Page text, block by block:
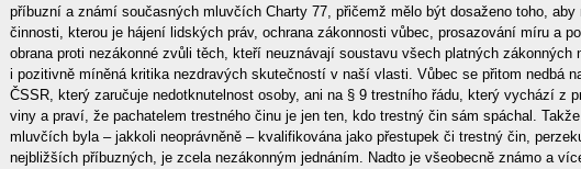
příbuzní a známí současných mluvčích Charty 77, přičemž mělo být dosaženo toho,
činnosti, kterou je hájení lidských práv, ochrana zákonnosti vůbec, prosazování míru a
obrana proti nezákonné zvůli těch, kteří neuznávají soustavu všech platných zákonných
i pozitivně míněná kritika nezdravých skutečností v naší vlasti. Vůbec se přitom nedbá
ČSSR, který zaručuje nedotknutelnost osoby, ani na § 9 trestního řádu, který vychází z
viny a praví, že pachatelem trestného činu je jen ten, kdo trestný čin sám spáchal.
mluvčích byla – jakkoli neoprávněně – kvalifikována jako přestupek či trestný čin,
nejbližších příbuzných, je zcela nezákonným jednáním. Nadto je všeobecně známo a